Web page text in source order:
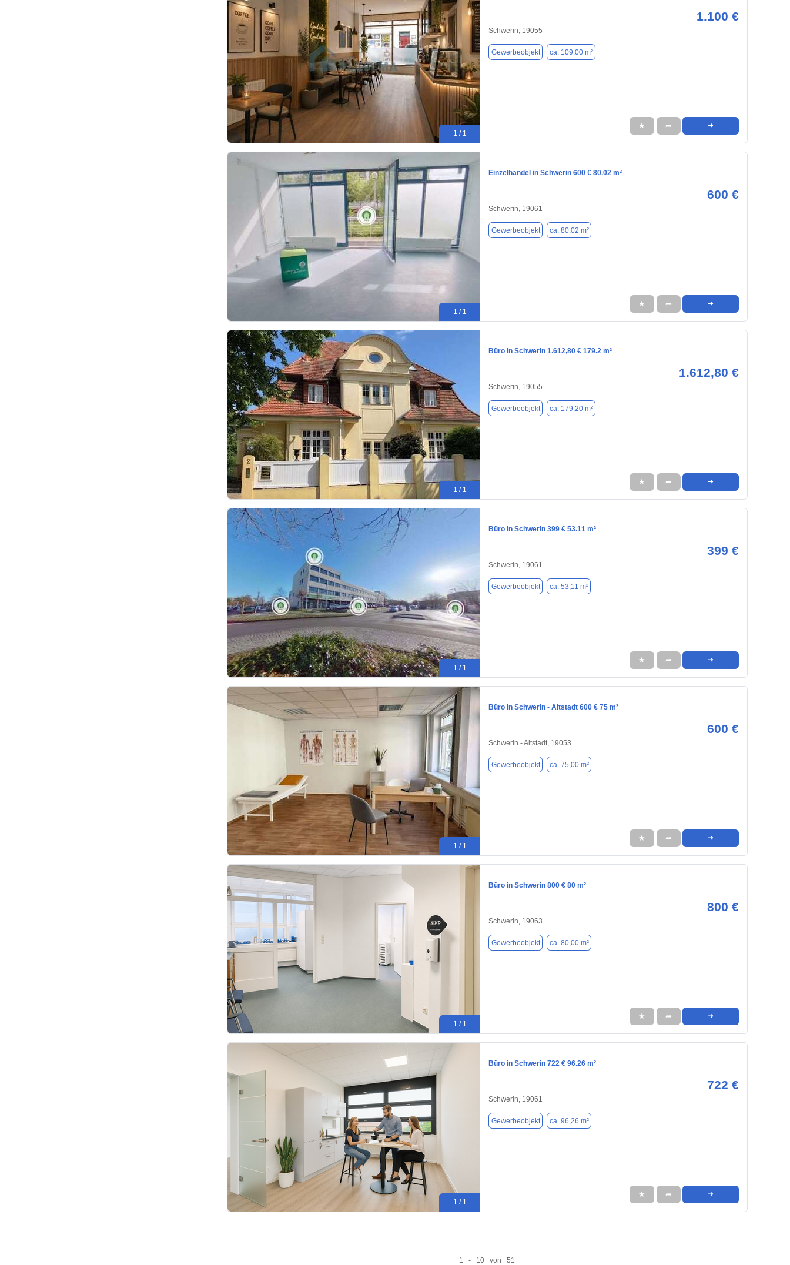
1 / 1
1.100 €
Schwerin, 19055
Gewerbeobjekt ca. 109,00 m²
★ ➦ ➜
1 / 1
Einzelhandel in Schwerin 600 € 80.02 m²
600 €
Schwerin, 19061
Gewerbeobjekt ca. 80,02 m²
★ ➦ ➜
1 / 1
Büro in Schwerin 1.612,80 € 179.2 m²
1.612,80 €
Schwerin, 19055
Gewerbeobjekt ca. 179,20 m²
★ ➦ ➜
1 / 1
Büro in Schwerin 399 € 53.11 m²
399 €
Schwerin, 19061
Gewerbeobjekt ca. 53,11 m²
★ ➦ ➜
1 / 1
Büro in Schwerin - Altstadt 600 € 75 m²
600 €
Schwerin - Altstadt, 19053
Gewerbeobjekt ca. 75,00 m²
★ ➦ ➜
1 / 1
Büro in Schwerin 800 € 80 m²
800 €
Schwerin, 19063
Gewerbeobjekt ca. 80,00 m²
★ ➦ ➜
1 / 1
Büro in Schwerin 722 € 96.26 m²
722 €
Schwerin, 19061
Gewerbeobjekt ca. 96,26 m²
★ ➦ ➜
1 - 10 von 51